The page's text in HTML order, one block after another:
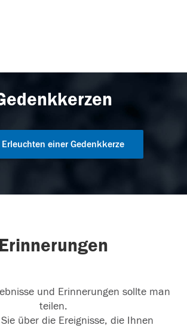
Erleuchten einer Gedenkkerze
Erinnerungen
und Erinnerungen sollte man
teilen.
über die Ereignisse, die Ihnen